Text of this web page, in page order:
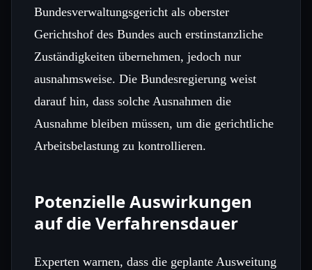
Bundesverwaltungsgericht als oberster
Gerichtshof des Bundes auch erstinstanzliche
Zuständigkeiten übernehmen, jedoch nur
ausnahmsweise. Die Bundesregierung weist
darauf hin, dass solche Ausnahmen die
Ausnahme bleiben müssen, um die gerichtliche
Arbeitsbelastung zu kontrollieren.
Potenzielle Auswirkungen
auf die Verfahrensdauer
Experten warnen, dass die geplante Ausweitung